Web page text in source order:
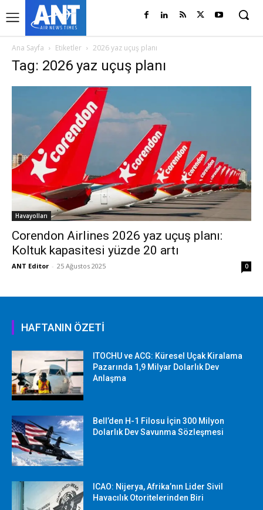
Ana Sayfa Etiketler 2026 yaz uçuş planı
Tag: 2026 yaz uçuş planı
Havayolları
Corendon Airlines 2026 yaz uçuş planı:
Koltuk kapasitesi yüzde 20 artı
ANT Editor - 25 Ağustos 2025 0
HAFTANIN ÖZETİ
ITOCHU ve ACG: Küresel Uçak Kiralama
Pazarında 1,9 Milyar Dolarlık Dev
Anlaşma
Bell’den H-1 Filosu İçin 300 Milyon
Dolarlık Dev Savunma Sözleşmesi
ICAO: Nijerya, Afrika’nın Lider Sivil
Havacılık Otoritelerinden Biri